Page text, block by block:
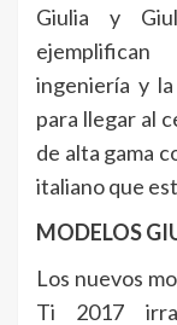
Giulia y
ingeniería y
para llegar al
de alta gama
italiano que
MODELOS
Los nuevos
Ti 2017